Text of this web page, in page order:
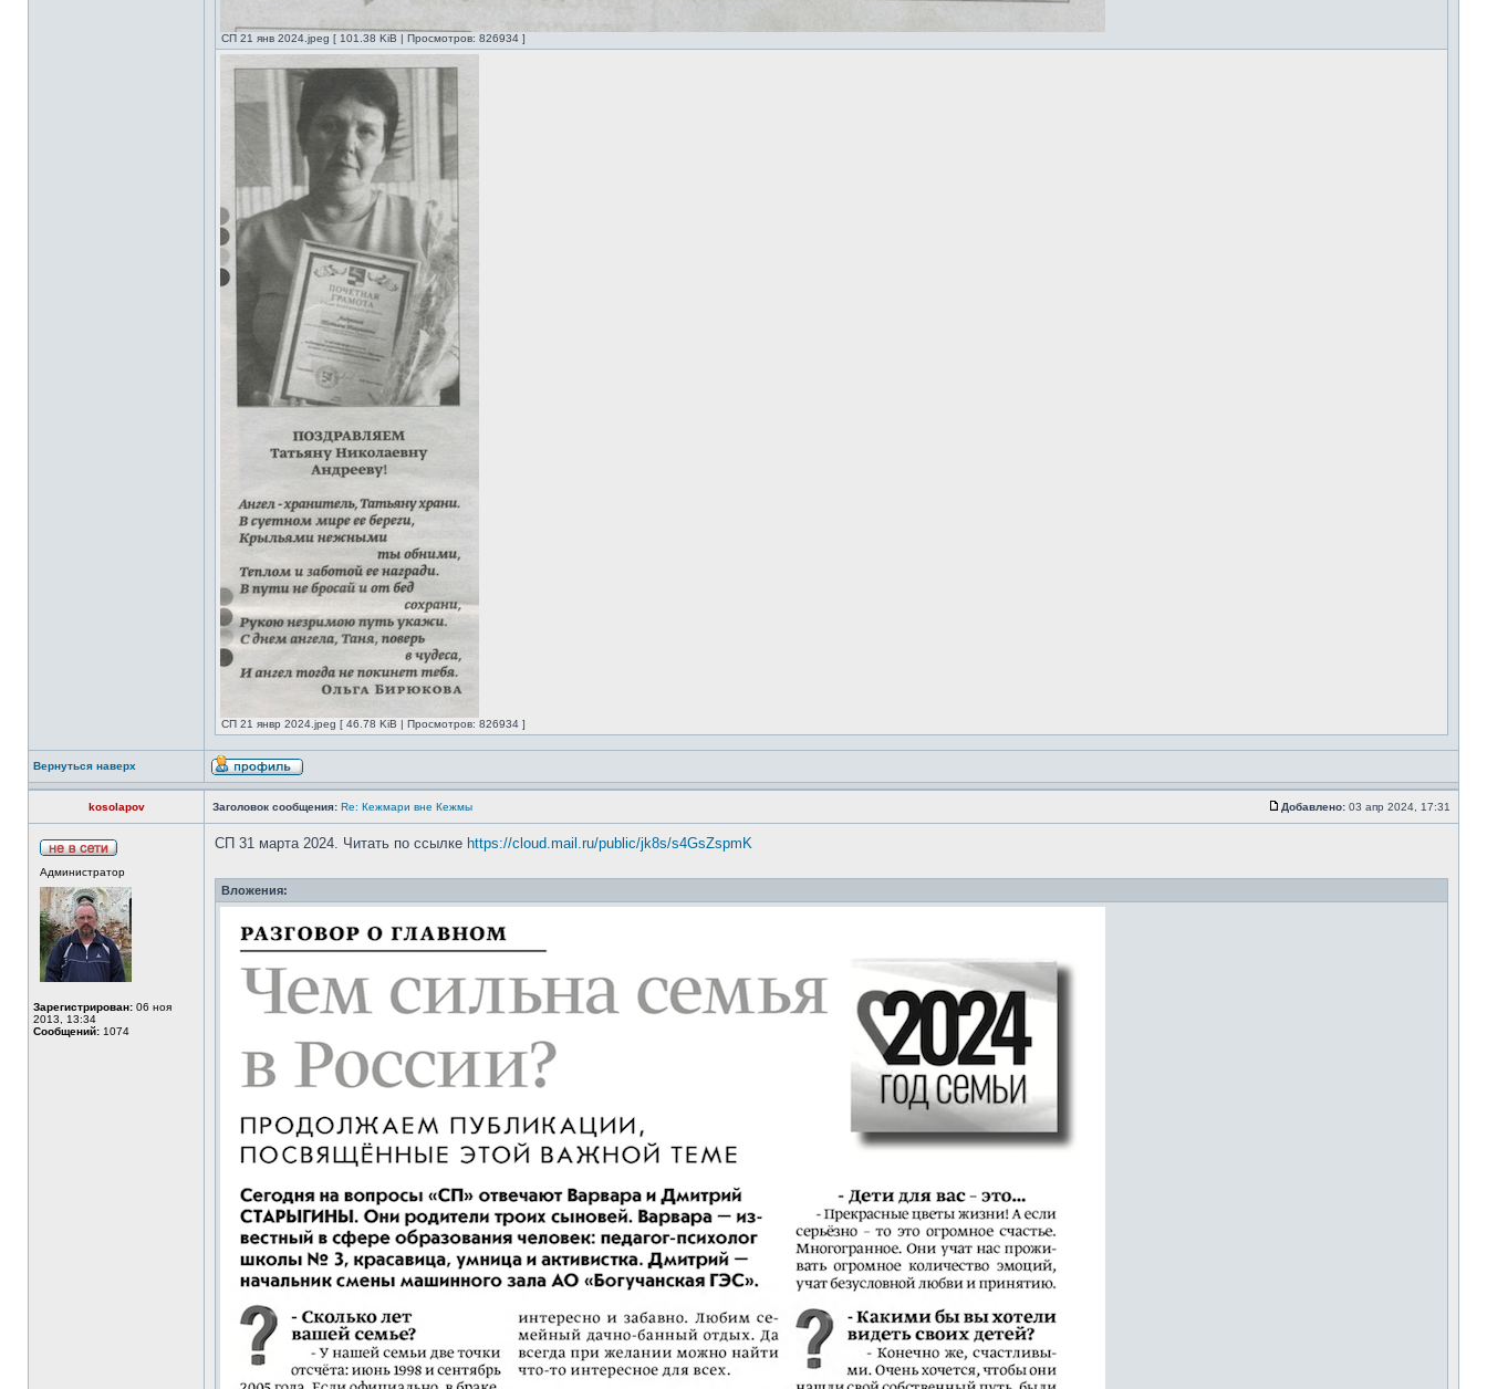
СП 21 янв 2024.jpeg [ 101.38 KiB | Просмотров: 826934 ]
СП 21 янвр 2024.jpeg [ 46.78 KiB | Просмотров: 826934 ]
Вернуться наверх
kosolapov Заголовок сообщения: Re: Кежмари вне Кежмы Добавлено: 03 апр 2024, 17:31
Администратор
Зарегистрирован: 06 ноя
2013, 13:34
Сообщений: 1074
СП 31 марта 2024. Читать по ссылке https://cloud.mail.ru/public/jk8s/s4GsZspmK
Вложения: